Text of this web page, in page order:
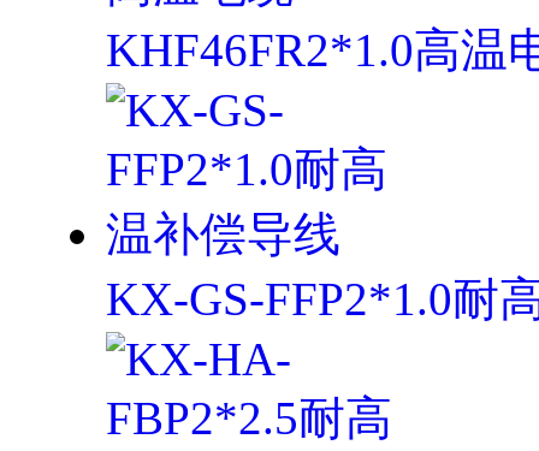
KHF46FR2*1.0高温
KX-GS-FFP2*1.0耐